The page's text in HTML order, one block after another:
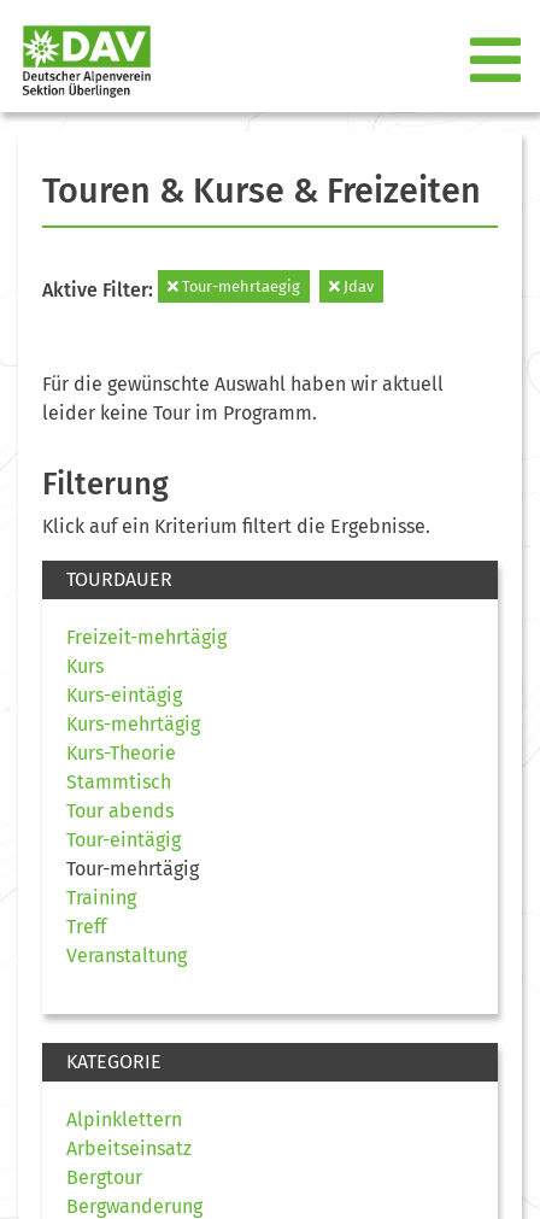
Touren & Kurse & Freizeiten
Aktive Filter: Tour-mehrtaegig Jdav
Für die gewünschte Auswahl haben wir aktuell
leider keine Tour im Programm.
Filterung
Klick auf ein Kriterium filtert die Ergebnisse.
TOURDAUER
Freizeit-mehrtägig
Kurs
Kurs-eintägig
Kurs-mehrtägig
Kurs-Theorie
Stammtisch
Tour abends
Tour-eintägig
Tour-mehrtägig
Training
Treff
Veranstaltung
KATEGORIE
Alpinklettern
Arbeitseinsatz
Bergtour
Bergwanderung